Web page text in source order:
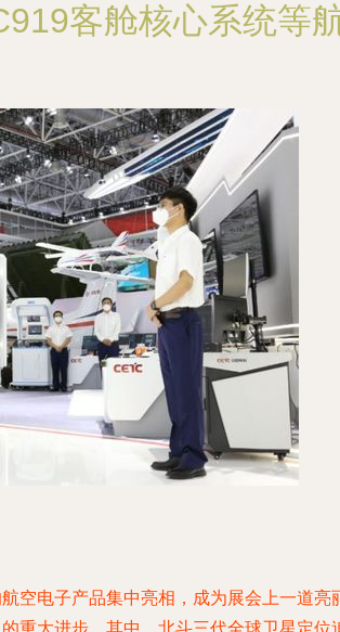
客舱核心系统等
电子产品集中亮相，成为展会上一道亮